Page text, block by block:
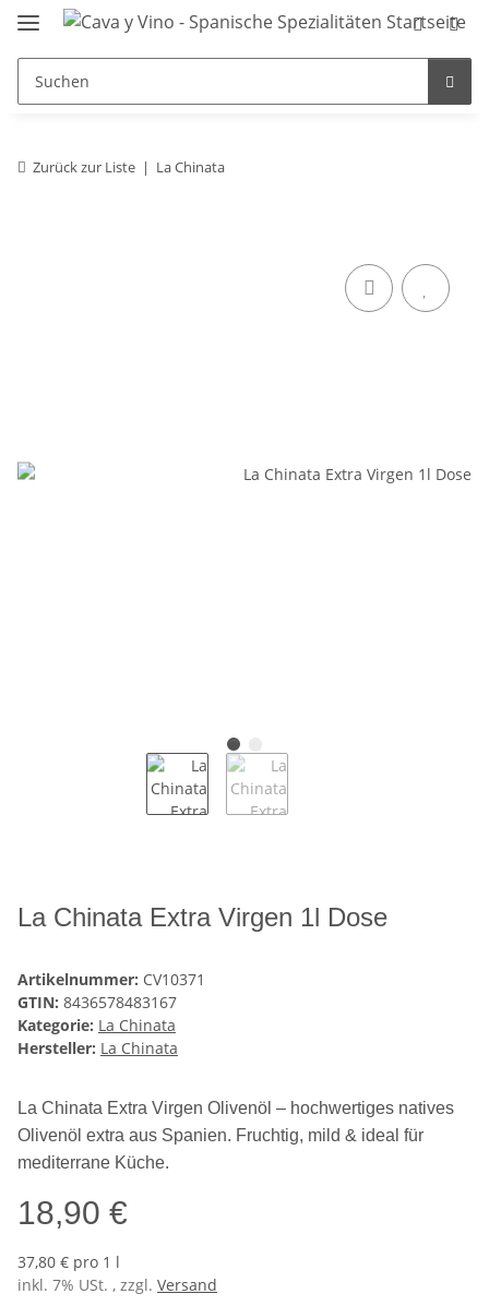
Zurück zur Liste La Chinata
La Chinata Extra Virgen 1l Dose
Artikelnummer: CV10371
GTIN: 8436578483167
Kategorie: La Chinata
Hersteller: La Chinata
La Chinata Extra Virgen Olivenöl – hochwertiges natives
Olivenöl extra aus Spanien. Fruchtig, mild & ideal für
mediterrane Küche.
18,90 €
37,80 € pro 1 l
inkl. 7% USt. , zzgl. Versand